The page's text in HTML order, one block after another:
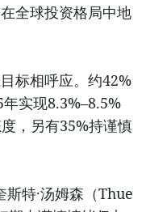
全球投资格局中地
标相呼应。约42%
实现8.3%–8.5%
，另有35%持谨慎
特·汤姆森（Thue